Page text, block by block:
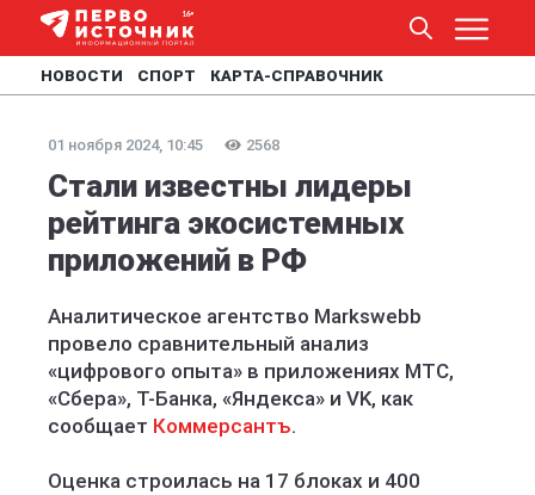
НОВОСТИ СПОРТ КАРТА-СПРАВОЧНИК
01 ноября 2024, 10:45 2568
Стали известны лидеры
рейтинга экосистемных
приложений в РФ
Аналитическое агентство Markswebb
провело сравнительный анализ
«цифрового опыта» в приложениях МТС,
«Сбера», Т-Банка, «Яндекса» и VK, как
сообщает Коммерсантъ.
Оценка строилась на 17 блоках и 400